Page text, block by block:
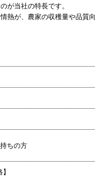
が当社の特長です。
熱が、農家の収穫量や品質
ちの方